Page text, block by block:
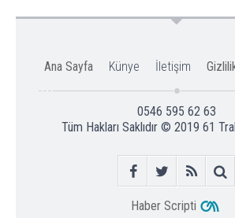
Ana Sayfa Künye İletişim
0546 595 62 63
Tüm Hakları Saklıdır © 2019 61
Haber Scripti